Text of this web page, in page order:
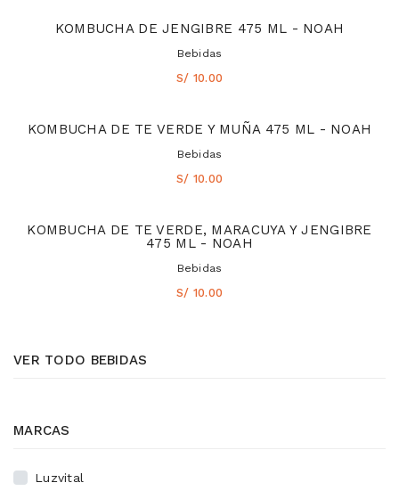
VER TODO BEBIDAS
MARCAS
Luzvital
KOMBUCHA DE JENGIBRE 475 ML - NOAH
Bebidas
S/ 10.00
KOMBUCHA DE TE VERDE Y MUÑA 475 ML - NOAH
Bebidas
S/ 10.00
KOMBUCHA DE TE VERDE, MARACUYA Y JENGIBRE
475 ML - NOAH
Bebidas
S/ 10.00